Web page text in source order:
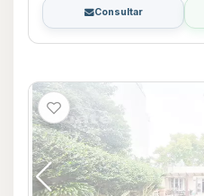
Consultar